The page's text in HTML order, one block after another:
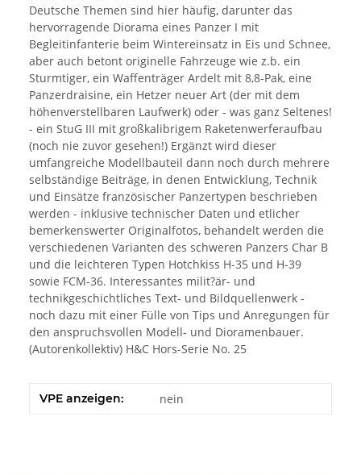
Deutsche Themen sind hier häufig, darunter das
hervorragende Diorama eines Panzer I mit
Begleitinfanterie beim Wintereinsatz in Eis und Schnee,
aber auch betont originelle Fahrzeuge wie z.b. ein
Sturmtiger, ein Waffenträger Ardelt mit 8,8-Pak, eine
Panzerdraisine, ein Hetzer neuer Art (der mit dem
höhenverstellbaren Laufwerk) oder - was ganz Seltenes!
- ein StuG III mit großkalibrigem Raketenwerferaufbau
(noch nie zuvor gesehen!) Ergänzt wird dieser
umfangreiche Modellbauteil dann noch durch mehrere
selbständige Beiträge, in denen Entwicklung, Technik
und Einsätze französischer Panzertypen beschrieben
werden - inklusive technischer Daten und etlicher
bemerkenswerter Originalfotos, behandelt werden die
verschiedenen Varianten des schweren Panzers Char B
und die leichteren Typen Hotchkiss H-35 und H-39
sowie FCM-36. Interessantes milit?är- und
technikgeschichtliches Text- und Bildquellenwerk -
noch dazu mit einer Fülle von Tips und Anregungen für
den anspruchsvollen Modell- und Dioramenbauer.
(Autorenkollektiv) H&C Hors-Serie No. 25
VPE anzeigen: nein